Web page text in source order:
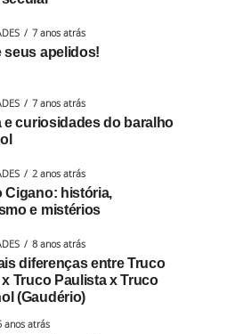
7 anos atrás
seus apelidos!
7 anos atrás
e curiosidades do baralho
2 anos atrás
Cigano: história,
e mistérios
8 anos atrás
diferenças entre Truco
x Truco Paulista x Truco
(Gaudério)
anos atrás